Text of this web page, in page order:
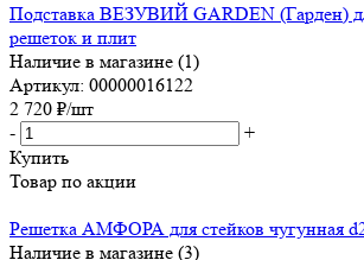
Подставка ВЕЗУВИЙ GARDEN (Гарден)
решеток и плит
Наличие в магазине (1)
Артикул: 00000016122
2 720 ₽/шт
-
+
Купить
Товар по акции
Решетка АМФОРА для стейков чугунная
Наличие в магазине (3)